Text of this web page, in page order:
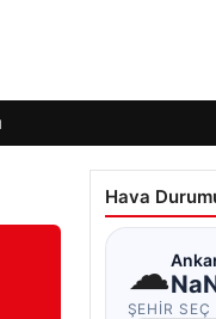
Hava
☁
ŞEHIR SEÇ